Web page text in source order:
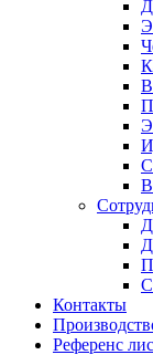
Контакты
Референс